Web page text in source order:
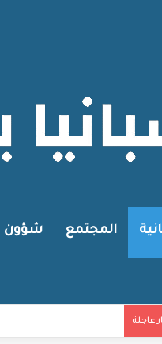
المجتمع شؤون
عاجلة